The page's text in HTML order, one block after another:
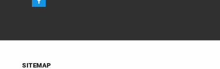
SITEMAP